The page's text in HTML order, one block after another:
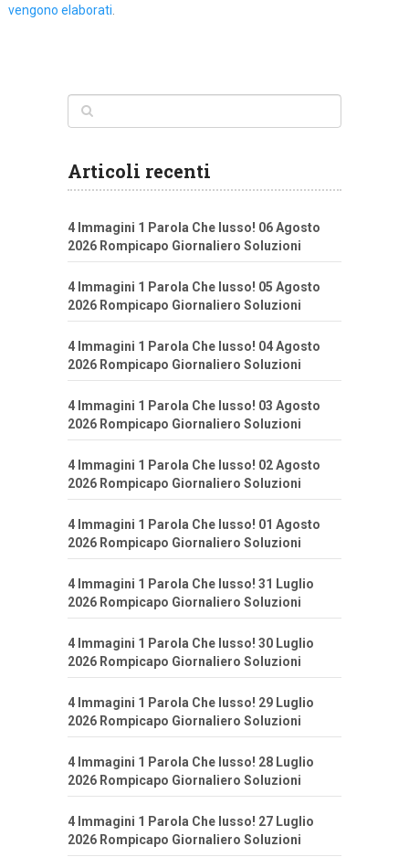
vengono elaborati.
Articoli recenti
4 Immagini 1 Parola Che lusso! 06 Agosto
2026 Rompicapo Giornaliero Soluzioni
4 Immagini 1 Parola Che lusso! 05 Agosto
2026 Rompicapo Giornaliero Soluzioni
4 Immagini 1 Parola Che lusso! 04 Agosto
2026 Rompicapo Giornaliero Soluzioni
4 Immagini 1 Parola Che lusso! 03 Agosto
2026 Rompicapo Giornaliero Soluzioni
4 Immagini 1 Parola Che lusso! 02 Agosto
2026 Rompicapo Giornaliero Soluzioni
4 Immagini 1 Parola Che lusso! 01 Agosto
2026 Rompicapo Giornaliero Soluzioni
4 Immagini 1 Parola Che lusso! 31 Luglio
2026 Rompicapo Giornaliero Soluzioni
4 Immagini 1 Parola Che lusso! 30 Luglio
2026 Rompicapo Giornaliero Soluzioni
4 Immagini 1 Parola Che lusso! 29 Luglio
2026 Rompicapo Giornaliero Soluzioni
4 Immagini 1 Parola Che lusso! 28 Luglio
2026 Rompicapo Giornaliero Soluzioni
4 Immagini 1 Parola Che lusso! 27 Luglio
2026 Rompicapo Giornaliero Soluzioni